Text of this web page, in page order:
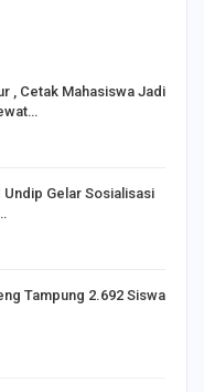
, Cetak Mahasiswa Jadi
Undip Gelar Sosialisasi
Tampung 2.692 Siswa